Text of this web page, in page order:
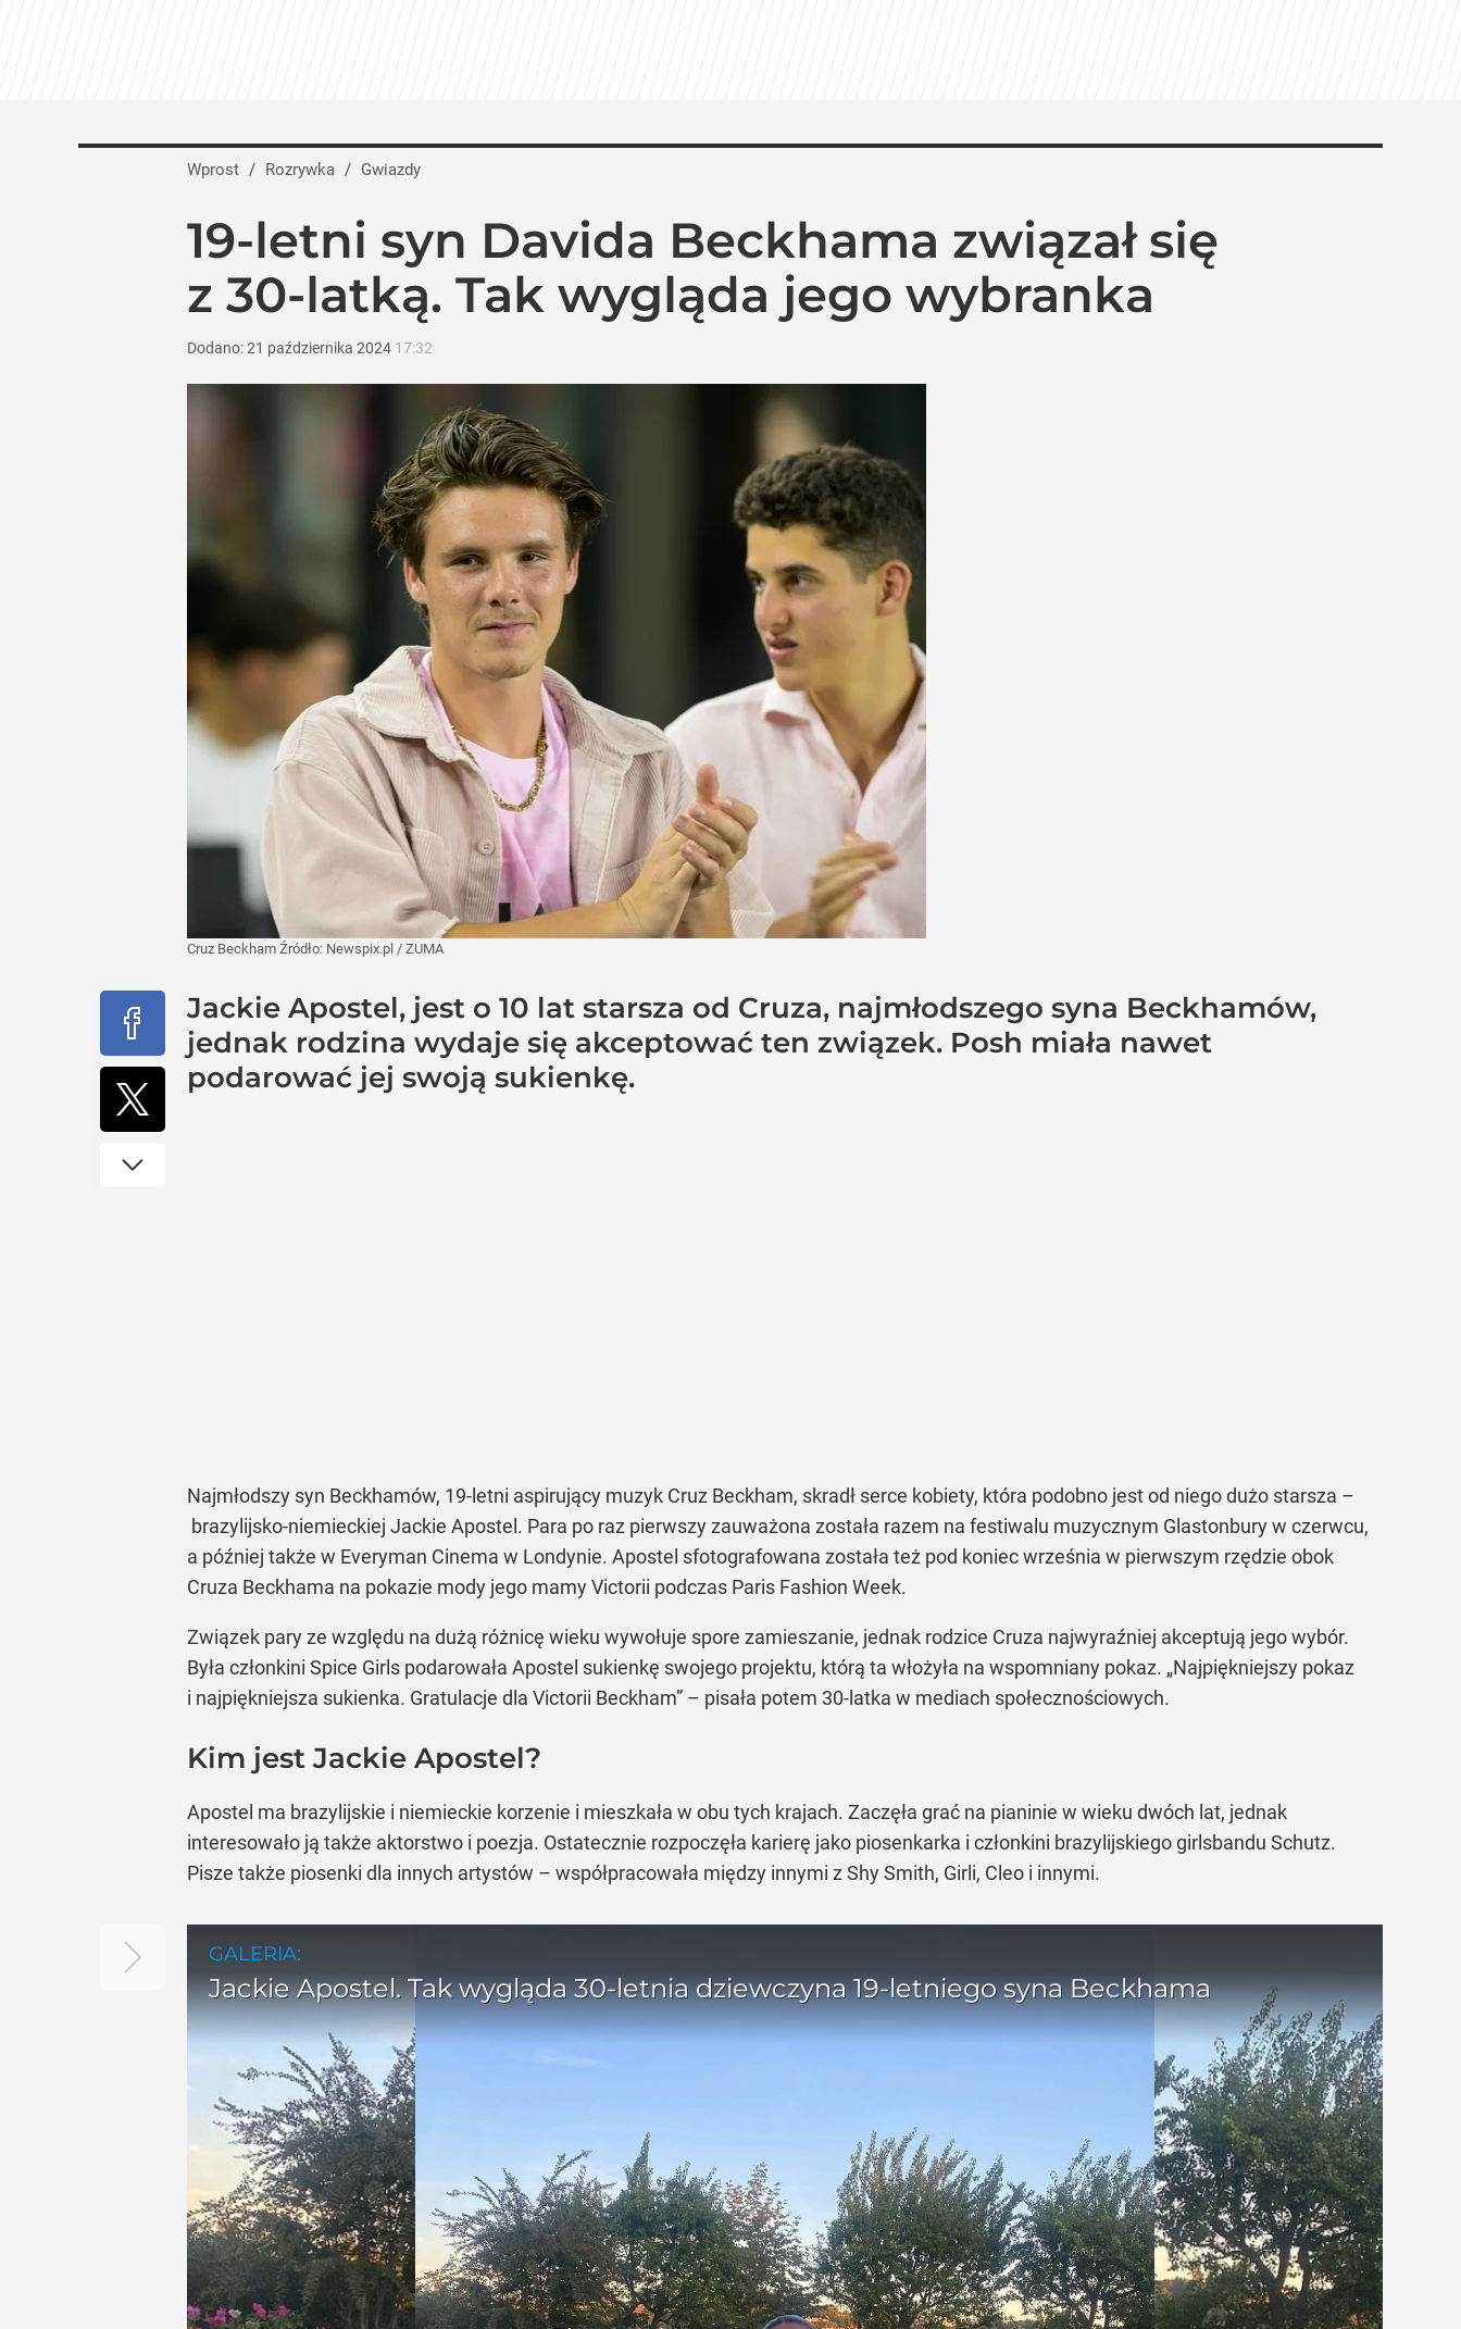
Wprost / Rozrywka / Gwiazdy
19-letni syn Davida Beckhama związał się
z 30-latką. Tak wygląda jego wybranka
Dodano:21 października 2024 17:32
Cruz Beckham Źródło: Newspix.pl / ZUMA
Jackie Apostel, jest o 10 lat starsza od Cruza, najmłodszego syna Beckhamów,
jednak rodzina wydaje się akceptować ten związek. Posh miała nawet
podarować jej swoją sukienkę.
Najmłodszy syn Beckhamów, 19-letni aspirujący muzyk Cruz Beckham, skradł serce kobiety, która podobno jest od niego dużo starsza –
brazylijsko-niemieckiej Jackie Apostel. Para po raz pierwszy zauważona została razem na festiwalu muzycznym Glastonbury w czerwcu,
a później także w Everyman Cinema w Londynie. Apostel sfotografowana została też pod koniec września w pierwszym rzędzie obok
Cruza Beckhama na pokazie mody jego mamy Victorii podczas Paris Fashion Week.
Związek pary ze względu na dużą różnicę wieku wywołuje spore zamieszanie, jednak rodzice Cruza najwyraźniej akceptują jego wybór.
Była członkini Spice Girls podarowała Apostel sukienkę swojego projektu, którą ta włożyła na wspomniany pokaz. „Najpiękniejszy pokaz
i najpiękniejsza sukienka. Gratulacje dla Victorii Beckham” – pisała potem 30-latka w mediach społecznościowych.
Kim jest Jackie Apostel?
Apostel ma brazylijskie i niemieckie korzenie i mieszkała w obu tych krajach. Zaczęła grać na pianinie w wieku dwóch lat, jednak
interesowało ją także aktorstwo i poezja. Ostatecznie rozpoczęła karierę jako piosenkarka i członkini brazylijskiego girlsbandu Schutz.
Pisze także piosenki dla innych artystów – współpracowała między innymi z Shy Smith, Girli, Cleo i innymi.